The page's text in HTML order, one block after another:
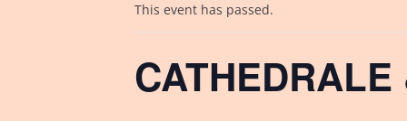
This event has passed.